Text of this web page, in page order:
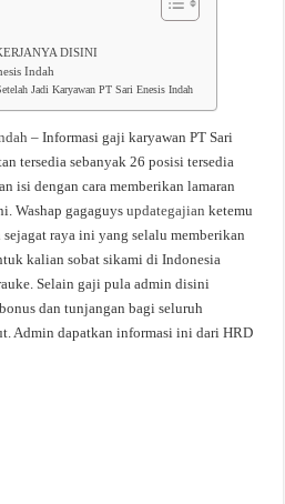
DISINI
Indah
Jadi Karyawan PT Sari Enesis Indah
– Informasi gaji karyawan PT Sari
tersedia sebanyak 26 posisi tersedia
isi dengan cara memberikan lamaran
Washap gagaguysupdategajian ketemu
raya ini yang selalu memberikan
kalian sobat sikami di Indonesia
Selain gaji pula admin disini
dan tunjangan bagi seluruh
Admin dapatkan informasi ini dari HRD